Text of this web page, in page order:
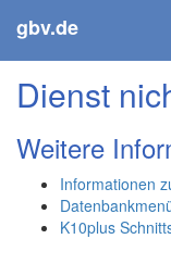
gbv.de
Dienst
Weitere
Informationen
K10plus